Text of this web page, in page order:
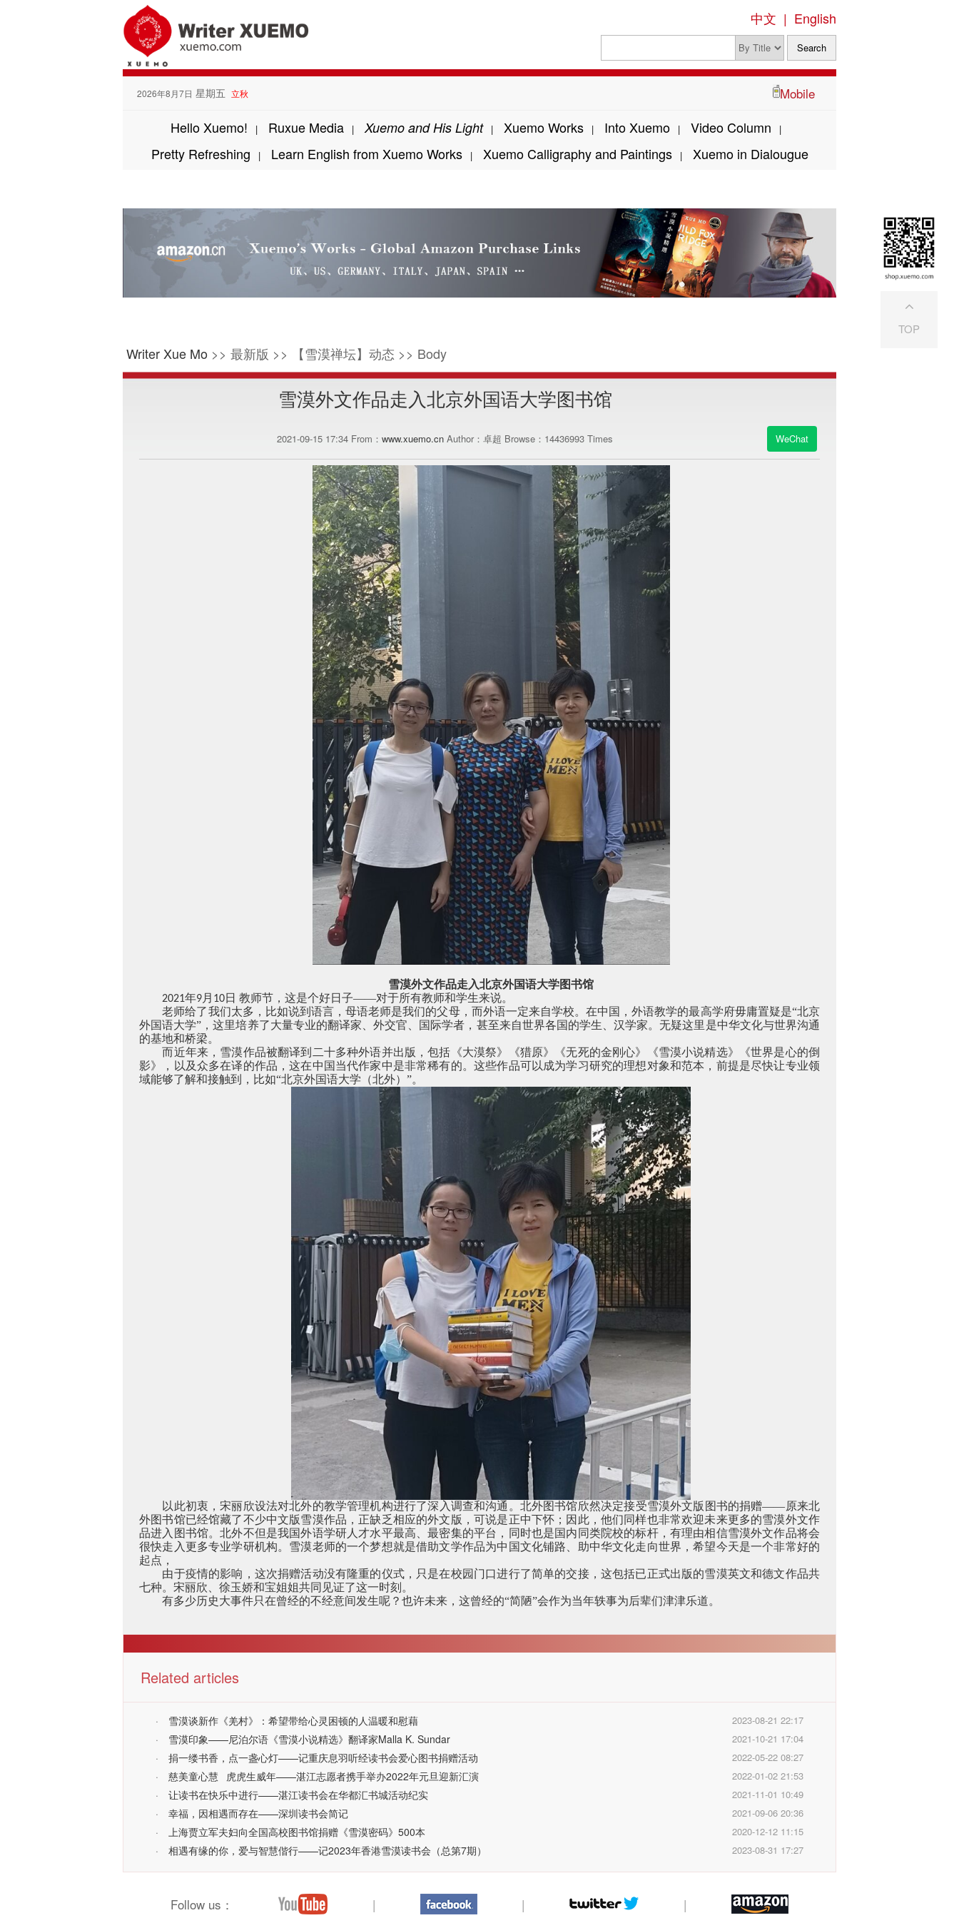
中文 | English
2026年8月7日 星期五 立秋 Mobile
Hello Xuemo! | Ruxue Media | Xuemo and His Light | Xuemo Works | Into Xuemo | Video Column |
Pretty Refreshing | Learn English from Xuemo Works | Xuemo Calligraphy and Paintings | Xuemo in Dialougue
Writer Xue Mo >> 最新版 >> 【雪漠禅坛】动态 >> Body
雪漠外文作品走入北京外国语大学图书馆
2021-09-15 17:34 From： www.xuemo.cn Author：卓超 Browse： 14436993 Times WeChat
雪漠外文作品走入北京外国语大学图书馆
2021年9月 10日 教师节，这是个好日子——对于所有教师和学生来说。
老师给了我们太多，比如说到语言，母语老师是我们的父母，而外语一定来自学校。在中国，外语教学的最高学府毋庸置疑是“北京
外国语大学”，这里培养了大量专业的翻译家、外交官、国际学者，甚至来自世界各国的学生、汉学家。无疑这里是中华文化与世界沟通
的基地和桥梁。
而近年来，雪漠作品被翻译到二十多种外语并出版，包括《大漠祭》《猎原》《无死的金刚心》《雪漠小说精选》《世界是心的倒
影》，以及众多在译的作品，这在中国当代作家中是非常稀有的。这些作品可以成为学习研究的理想对象和范本，前提是尽快让专业领
域能够了解和接触到，比如“北京外国语大学（北外）”。
以此初衷，宋丽欣设法对北外的教学管理机构进行了深入调查和沟通。北外图书馆欣然决定接受雪漠外文版图书的捐赠——原来北
外图书馆已经馆藏了不少中文版雪漠作品，正缺乏相应的外文版，可说是正中下怀；因此，他们同样也非常欢迎未来更多的雪漠外文作
品进入图书馆。北外不但是我国外语学研人才水平最高、最密集的平台，同时也是国内同类院校的标杆，有理由相信雪漠外文作品将会
很快走入更多专业学研机构。雪漠老师的一个梦想就是借助文学作品为中国文化铺路、助中华文化走向世界，希望今天是一个非常好的
起点，
由于疫情的影响，这次捐赠活动没有隆重的仪式，只是在校园门口进行了简单的交接，这包括已正式出版的雪漠英文和德文作品共
七种。宋丽欣、徐玉娇和宝姐姐共同见证了这一时刻。
有多少历史大事件只在曾经的不经意间发生呢？也许未来，这曾经的“简陋”会作为当年轶事为后辈们津津乐道。
Related articles
· 雪漠谈新作《羌村》：希望带给心灵困顿的人温暖和慰藉 2023-08-21 22:17
· 雪漠印象——尼泊尔语《雪漠小说精选》翻译家Malla K. Sundar 2021-10-21 17:04
· 捐一缕书香，点一盏心灯——记重庆息羽听经读书会爱心图书捐赠活动 2022-05-22 08:27
· 慈美童心慧 虎虎生威年——湛江志愿者携手举办2022年元旦迎新汇演 2022-01-02 21:53
· 让读书在快乐中进行——湛江读书会在华都汇书城活动纪实 2021-11-01 10:49
· 幸福，因相遇而存在——深圳读书会简记 2021-09-06 20:36
· 上海贾立军夫妇向全国高校图书馆捐赠《雪漠密码》500本 2020-12-12 11:15
· 相遇有缘的你，爱与智慧偕行——记2023年香港雪漠读书会（总第7期） 2023-08-31 17:27
Follow us： | | |
TOP